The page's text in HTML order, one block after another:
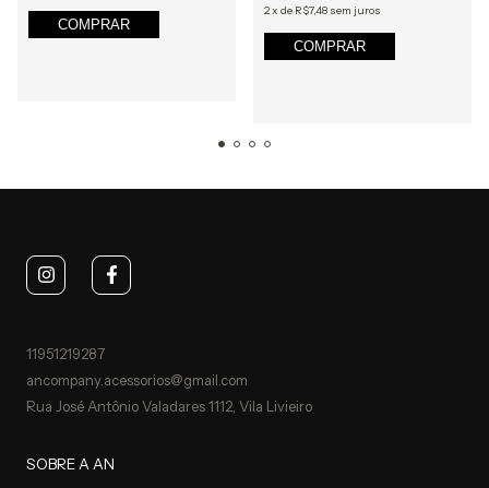
COMPRAR
2x de R$7,48 sem juros
COMPRAR
11951219287
ancompany.acessorios@gmail.com
Rua José Antônio Valadares 1112, Vila Livieiro
SOBRE A AN